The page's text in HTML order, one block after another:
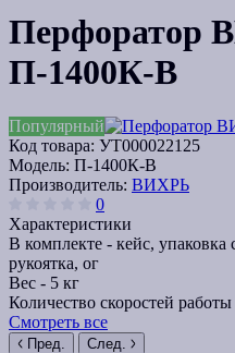
Перфоратор
П-1400К-В
Популярный
Код товара: УТ000022125
Модель: П-1400К-В
Производитель: ВИХРЬ
0
Характеристики
В комплекте - кейс, упаковка
рукоятка, ог
Вес - 5 кг
Количество скоростей работы
Смотреть все
Пред. След.